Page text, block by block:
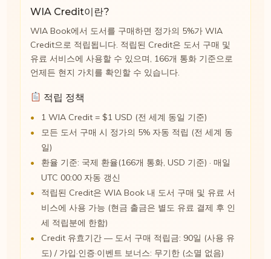
WIA Credit이란?
WIA Book에서 도서를 구매하면 정가의 5%가 WIA
Credit으로 적립됩니다. 적립된 Credit은 도서 구매 및
유료 서비스에 사용할 수 있으며, 166개 통화 기준으로
언제든 현지 가치를 확인할 수 있습니다.
적립 정책
1 WIA Credit = $1 USD (전 세계 동일 기준)
모든 도서 구매 시 정가의 5% 자동 적립 (전 세계 동
일)
환율 기준: 국제 환율(166개 통화, USD 기준) · 매일
UTC 00:00 자동 갱신
적립된 Credit은 WIA Book 내 도서 구매 및 유료 서
비스에 사용 가능 (현금 출금은 별도 유료 결제 후 인
세 적립분에 한함)
Credit 유효기간 — 도서 구매 적립금: 90일 (사용 유
도) / 가입·인증·이벤트 보너스: 무기한 (소멸 없음)